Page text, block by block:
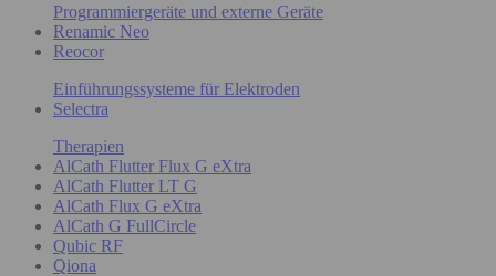
Programmiergeräte und externe Geräte
Renamic Neo
Reocor
Einführungssysteme für Elektroden
Selectra
Therapien
AlCath Flutter Flux G eXtra
AlCath Flutter LT G
AlCath Flux G eXtra
AlCath G FullCircle
Qubic RF
Qiona